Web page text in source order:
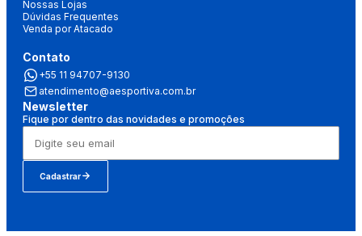
Nossas Lojas
Dúvidas Frequentes
Venda por Atacado
Contato
+55 11 94707-9130
atendimento@aesportiva.com.br
Newsletter
Fique por dentro das novidades e promoções
Cadastrar